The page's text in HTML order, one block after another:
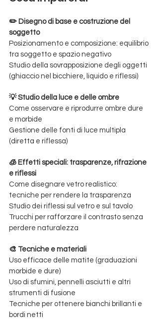
✏️ Disegno di base e costruzione del
soggetto
Posizionamento e composizione: equilibrio
tra soggetto e spazio negativo
Studio della sovrapposizione degli oggetti
(ghiaccio nel bicchiere, liquido e riflessi)
💡 Studio della luce e delle ombre
Come osservare e riprodurre ombre dure
e morbide
Gestione delle fonti di luce multipla
(diretta e riflessa)
🧊 Effetti speciali: trasparenze, rifrazione
e riflessi
Come disegnare vetro realistico:
tecniche per rendere la trasparenza
Studio dei riflessi sul vetro e sul tavolo
Trucchi per rafforzare il contrasto senza
perdere naturalezza
🎨 Tecniche e materiali
Uso efficace delle matite (graduazioni
morbide e dure)
Uso di sfumini, pennelli asciutti e altri
strumenti di fusione
Tecniche per ottenere bianchi brillanti e
bordi netti